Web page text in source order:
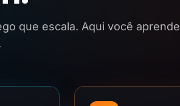
que escala. Aqui você aprende